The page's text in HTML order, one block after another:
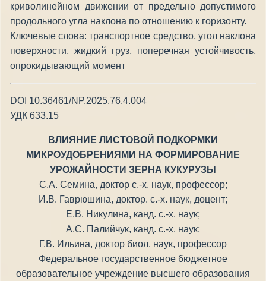
криволинейном движении от предельно допустимого
продольного угла наклона по отношению к горизонту.
Ключевые слова: транспортное средство, угол наклона
поверхности, жидкий груз, поперечная устойчивость,
опрокидывающий момент
DOI 10.36461/NP.2025.76.4.004
УДК 633.15
ВЛИЯНИЕ ЛИСТОВОЙ ПОДКОРМКИ
МИКРОУДОБРЕНИЯМИ НА ФОРМИРОВАНИЕ
УРОЖАЙНОСТИ ЗЕРНА КУКУРУЗЫ
С.А. Семина, доктор с.-х. наук, профессор;
И.В. Гаврюшина, доктор. с.-х. наук, доцент;
Е.В. Никулина, канд. с.-х. наук;
А.С. Палийчук, канд. с.-х. наук;
Г.В. Ильина, доктор биол. наук, профессор
Федеральное государственное бюджетное
образовательное учреждение высшего образования